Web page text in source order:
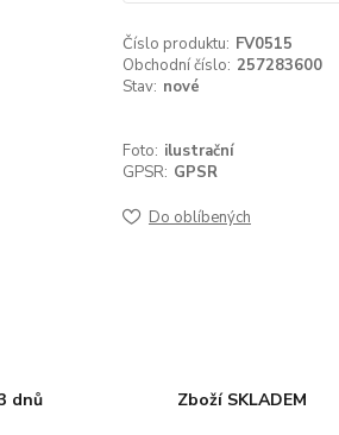
Číslo produktu: FV0515
Obchodní číslo: 257283600
Stav: nové
Foto: ilustrační
GPSR: GPSR
Do oblíbených
dnů Zboží SKLADEM